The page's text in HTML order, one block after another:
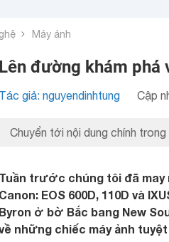
Máy ảnh
Lên đường khám phá
Tác giả: nguyendinhtung Cập
Chuyển tới nội dung chính trong
Tuần trước chúng tôi đã may
Canon: EOS 600D, 110D và
Byron ở bờ Bắc bang New
những chiếc máy ảnh